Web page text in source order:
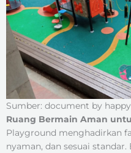
Sumber: document by
Ruang Bermain Aman
Playground menghadirkan
nyaman, dan sesuai